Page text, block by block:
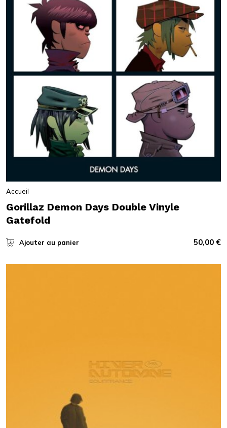
Accueil
Gorillaz Demon Days Double Vinyle
Gatefold
Ajouter au panier 50,00 €